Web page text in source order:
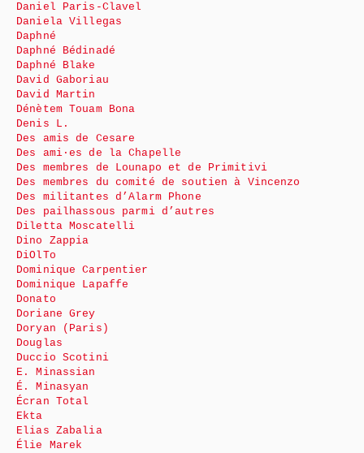
Daniel Paris-Clavel
Daniela Villegas
Daphné
Daphné Bédinadé
Daphné Blake
David Gaboriau
David Martin
Dénètem Touam Bona
Denis L.
Des amis de Cesare
Des ami·es de la Chapelle
Des membres de Lounapo et de Primitivi
Des membres du comité de soutien à Vincenzo
Des militantes d’Alarm Phone
Des pailhassous parmi d’autres
Diletta Moscatelli
Dino Zappia
DiOlTo
Dominique Carpentier
Dominique Lapaffe
Donato
Doriane Grey
Doryan (Paris)
Douglas
Duccio Scotini
E. Minassian
É. Minasyan
Écran Total
Ekta
Elias Zabalia
Élie Marek